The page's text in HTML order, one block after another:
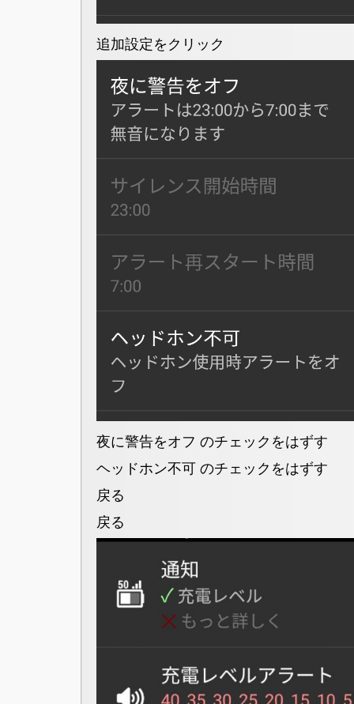
追加設定をクリック
夜に警告をオフ のチェックをはずす
ヘッドホン不可 のチェックをはずす
戻る
戻る